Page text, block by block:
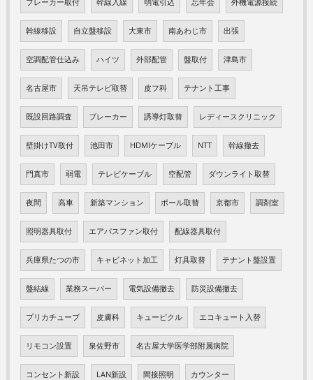
幹線移設 自立盤移設 大東市 南あわじ市 出張
空調配管仕込み ハイツ 外部配管 盤取付 津島市
名古屋市 天吊テレビ取替 皮フ科 テナント工事
既設回路調査 ブレーカー 誘導灯取替 レディースクリニック
壁掛けTV取付 池田市 HDMIケーブル NTT 幹線撤去
門真市 弱電 テレビケーブル 空配管 ダウンライト取替
夜間 高車 新築マンション ポール取替 京都市 調剤室
照明器具取付 エアパスファン取付 配線器具取付
兵庫県たつの市 キャビネット加工 灯具取替 テナント盤設置
盤結線 業務スーパー 電気設備撤去 防災設備撤去
プリカチューブ 皮膚科 キューピクル エコキュート入替
リモコン設置 泉佐野市 名古屋大学医学部附属病院
コンセント新設 LAN新設 間接照明 カウンター